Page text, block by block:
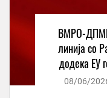
ВМРО-
линија со
додека ЕУ
08/06/